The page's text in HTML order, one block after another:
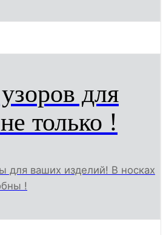
для
только !
для ваших изделий! В носках
!